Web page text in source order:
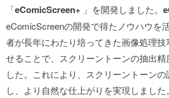
「eComicScreen+ 」を開発しました。
eComicScreenの開発で得たノウハウを
者が長年にわたり培ってきた画像処理技
せることで、スクリーントーンの抽出精
した。これにより、スクリーントーン
し、より自然な仕上がりを実現しまし